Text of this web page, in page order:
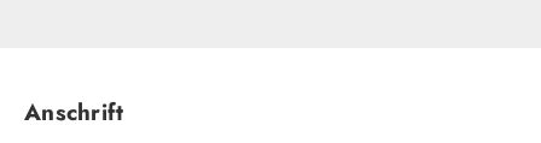
Anschrift